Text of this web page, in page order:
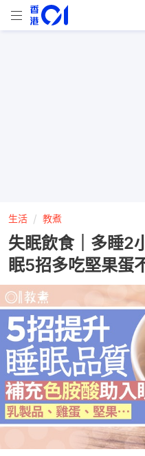
生活 教煮
失眠飲食｜多睡2
眠5招多吃堅果蛋